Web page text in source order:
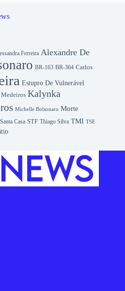
Ferreira Alexandre De
BR-163 BR-364 Carlos
Estupro De Vulnerável
Medeiros Kalynka
Michelle Bolsonaro Morte
Santa Casa STF Thiago Silva TMI TSE